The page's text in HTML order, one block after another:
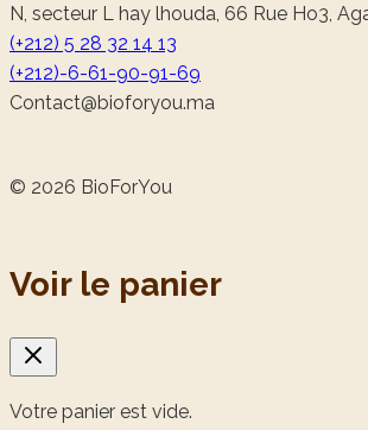
N, secteur L hay lhouda, 66 Rue Ho3,
(+212) 5 28 32 14 13
(+212)-6-61-90-91-69
am.uoyrofoib
@tcatnoC
© 2026 BioForYou
Voir le panier
Votre panier est vide.